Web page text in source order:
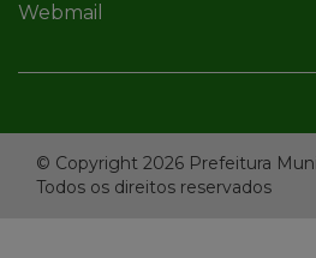
Webmail
© Copyright 2026 Prefeitura
Todos os direitos reservados